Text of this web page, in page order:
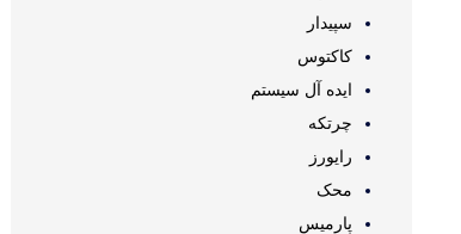
سپیدار
کاکتوس
ایده آل سیستم
چرتکه
رایورز
محک
پارمیس